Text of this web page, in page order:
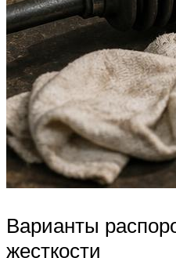
Варианты
жесткости